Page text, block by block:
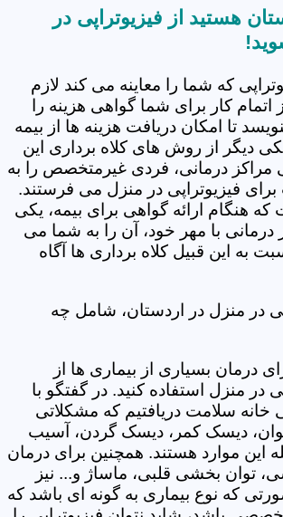
هستید از فیزیوتراپی در
که شما را معاینه می کند لازم
اتمام کار برای شما گواهی هزینه را
تا امکان دریافت هزینه ها از بیمه
دیگر از روش های کلاه برداری این
درمانی، فردی غیرمتخصص را به
برای فیزیوتراپی در منزل می فرستند.
که هنگام ارائه گواهی برای بیمه، یکی
درمانی با مهر خود، آن را به شما می
به این قبیل کلاه برداری ها آگاه
در منزل در اردستان، شامل چه
درمان بسیاری از بیماری ها از
در منزل استفاده کنید. در گفتگو با
خانه سلامت دریافتیم که مشکلاتی
دیسک کمر، دیسک گردن، آسیب
این موارد هستند. همچنین برای درمان
توان بخشی قلبی، ماساژ و... نیز
که نوع بیماری به گونه ای باشد که